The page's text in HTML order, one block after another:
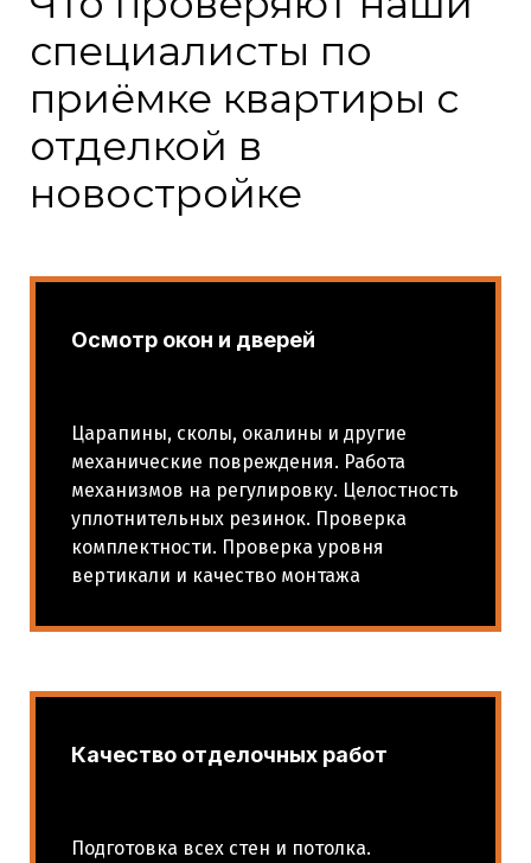
специалисты по
приёмке квартиры с
отделкой в
новостройке
Осмотр окон и дверей
Царапины, сколы, окалины и другие
механические повреждения. Работа
механизмов на регулировку. Целостность
уплотнительных резинок. Проверка
комплектности. Проверка уровня
вертикали и качество монтажа
Качество отделочных работ
Подготовка всех стен и потолка.